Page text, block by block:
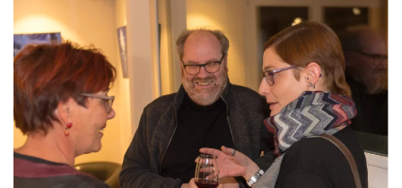
Read more